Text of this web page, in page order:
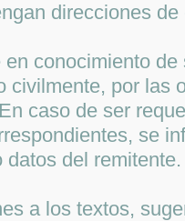
direcciones
en conocimiento
civilmente, por las
caso de ser
se
del remitente.
a los textos,